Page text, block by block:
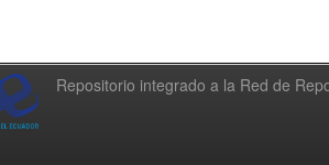
Repositorio integrado a la Red de